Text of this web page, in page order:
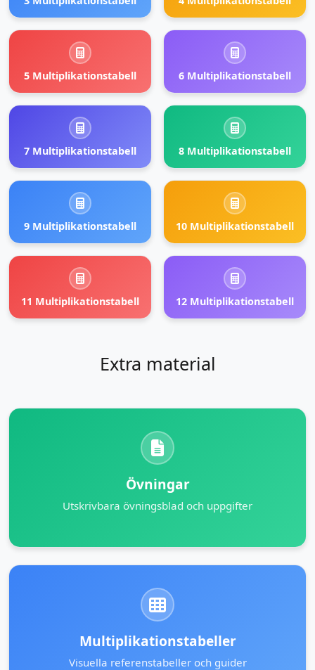
5 Multiplikationstabell 6 Multiplikationstabell
7 Multiplikationstabell 8 Multiplikationstabell
9 Multiplikationstabell 10 Multiplikationstabell
11 Multiplikationstabell 12 Multiplikationstabell
Extra material
Övningar
Utskrivbara övningsblad och uppgifter
Multiplikationstabeller
Visuella referenstabeller och guider